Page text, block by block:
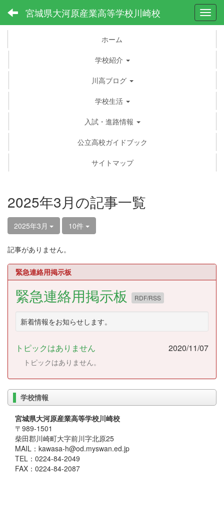
宮城県大河原産業高等学校川崎校
ホーム
学校紹介
川高ブログ
学校生活
入試・進路情報
公立高校ガイドブック
サイトマップ
2025年3月の記事一覧
2025年3月 10件
記事がありません。
緊急連絡用掲示板
緊急連絡用掲示板 RDF/RSS
新着情報をお知らせします。
トピックはありません 2020/11/07
トピックはありません。
学校情報
宮城県大河原産業高等学校川崎校
〒989-1501
柴田郡川崎町大字前川字北原25
MAIL：kawasa-h@od.myswan.ed.jp
TEL：0224-84-2049
FAX：0224-84-2087